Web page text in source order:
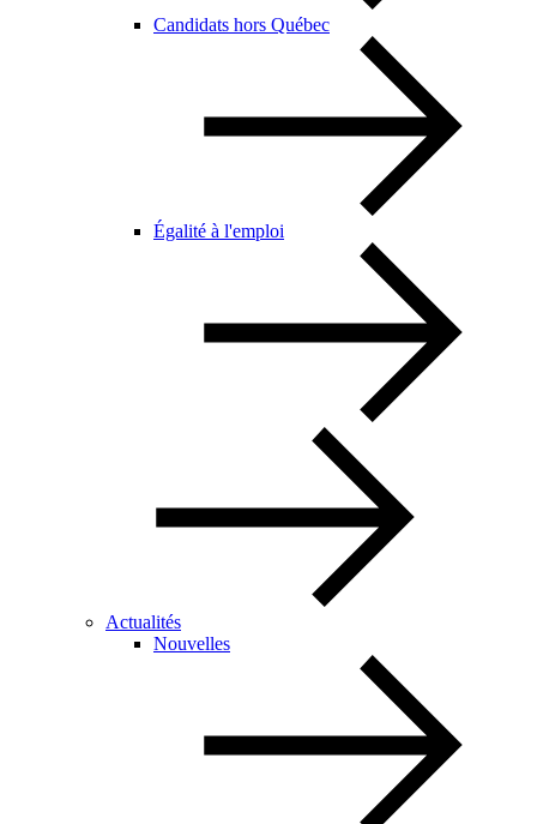
Candidats hors Québec
Égalité à l'emploi
Actualités
Nouvelles